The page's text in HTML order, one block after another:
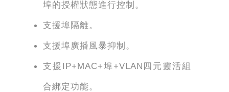
埠的授權狀態進行控制。
支援埠隔離。
支援埠廣播風暴抑制。
支援IP+MAC+埠+VLAN四元靈活組
合綁定功能。